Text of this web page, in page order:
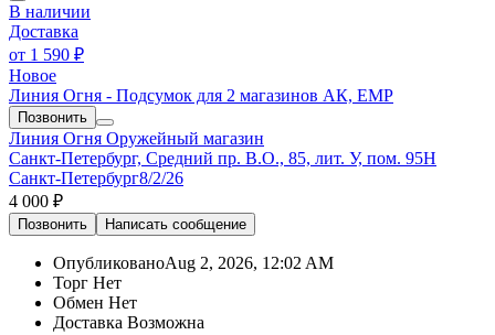
В наличии
Доставка
от 1 590 ₽
Новое
Линия Огня - Подсумок для 2 магазинов АК, ЕМР
Позвонить
Линия Огня Оружейный магазин
Санкт-Петербург, Средний пр. В.О., 85, лит. У, пом. 95Н
Санкт-Петербург8/2/26
4 000 ₽
Позвонить Написать сообщение
ОпубликованоAug 2, 2026, 12:02 AM
Торг Нет
Обмен Нет
Доставка Возможна